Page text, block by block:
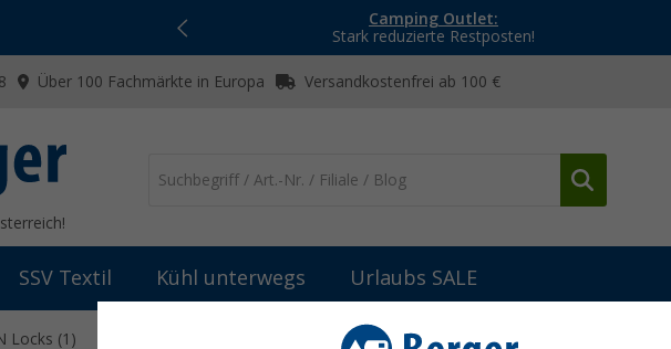
Camping Outlet:
Stark reduzierte Restposten!
Über 100 Fachmärkte in Europa Versandkostenfrei ab 100 €
SSV Textil Kühl unterwegs Urlaubs SALE
Locks (1)